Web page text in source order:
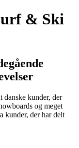
& Ski
kunder, der
og meget
kunder, der har delt